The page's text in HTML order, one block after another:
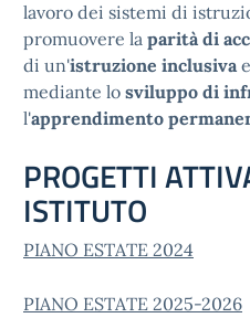
lavoro dei sistemi di
promuovere la parità di
di un'istruzione inclusiva
mediante lo sviluppo di
l'apprendimento
PROGETTI
ISTITUTO
PIANO ESTATE 2024
PIANO ESTATE 2025-2026